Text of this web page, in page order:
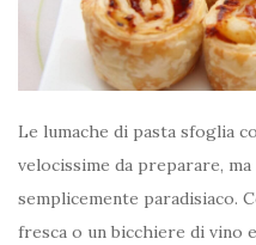
Le lumache di pasta sfoglia
velocissime da preparare,
semplicemente paradisiaco.
fresca o un bicchiere di vino